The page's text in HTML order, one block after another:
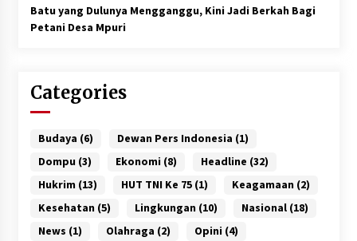
Batu yang Dulunya Mengganggu, Kini Jadi Berkah Bagi
Petani Desa Mpuri
Categories
Budaya (6) Dewan Pers Indonesia (1)
Dompu (3) Ekonomi (8) Headline (32)
Hukrim (13) HUT TNI Ke 75(1) Keagamaan (2)
Kesehatan (5) Lingkungan (10) Nasional(18)
News (1) Olahraga (2) Opini (4)